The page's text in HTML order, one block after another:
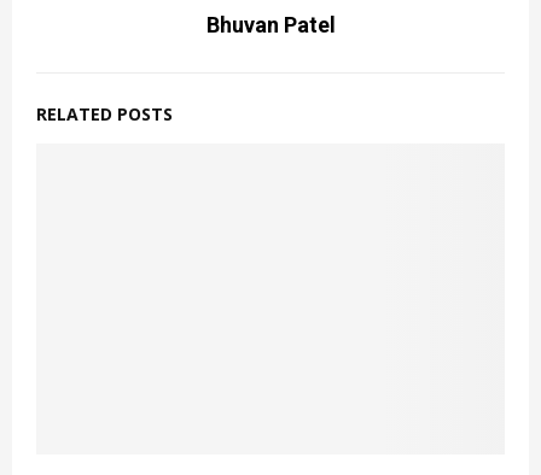
Bhuvan Patel
RELATED POSTS